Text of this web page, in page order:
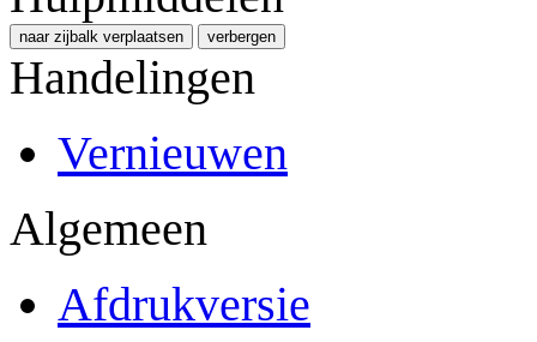
naar zijbalk verplaatsen verbergen
Handelingen
Vernieuwen
Algemeen
Afdrukversie